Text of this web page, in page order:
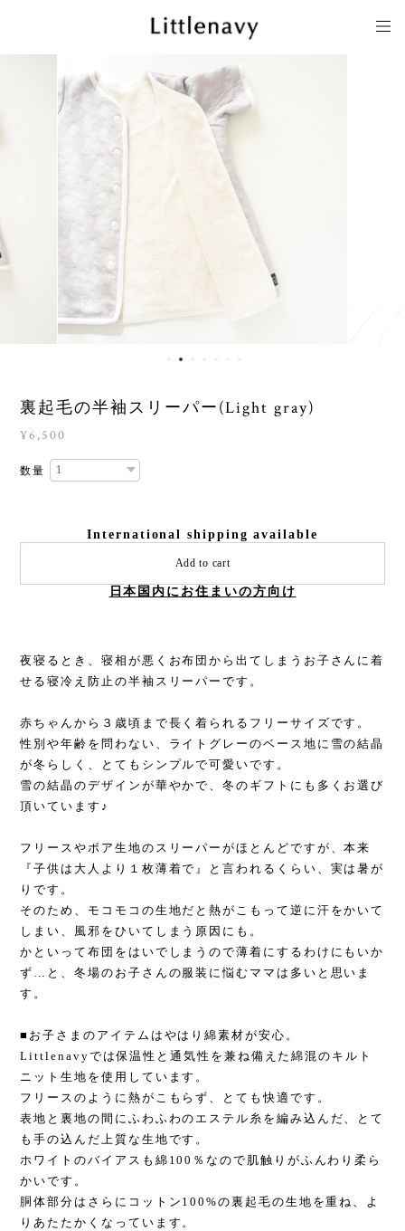
裏起毛の半袖スリーパー(Light gray)
¥6,500
数量
International shipping available
Add to cart
日本国内にお住まいの方向け
夜寝るとき、寝相が悪くお布団から出てしまうお子さんに着
せる寝冷え防止の半袖スリーパーです。
赤ちゃんから３歳頃まで長く着られるフリーサイズです。
性別や年齢を問わない、ライトグレーのベース地に雪の結晶
が冬らしく、とてもシンプルで可愛いです。
雪の結晶のデザインが華やかで、冬のギフトにも多くお選び
頂いています♪
フリースやボア生地のスリーパーがほとんどですが、本来
『子供は大人より１枚薄着で』と言われるくらい、実は暑が
りです。
そのため、モコモコの生地だと熱がこもって逆に汗をかいて
しまい、風邪をひいてしまう原因にも。
かといって布団をはいでしまうので薄着にするわけにもいか
ず…と、冬場のお子さんの服装に悩むママは多いと思いま
す。
■お子さまのアイテムはやはり綿素材が安心。
Littlenavyでは保温性と通気性を兼ね備えた綿混のキルト
ニット生地を使用しています。
フリースのように熱がこもらず、とても快適です。
表地と裏地の間にふわふわのエステル糸を編み込んだ、とて
も手の込んだ上質な生地です。
ホワイトのバイアスも綿100％なので肌触りがふんわり柔ら
かいです。
胴体部分はさらにコットン100%の裏起毛の生地を重ね、よ
りあたたかくなっています。